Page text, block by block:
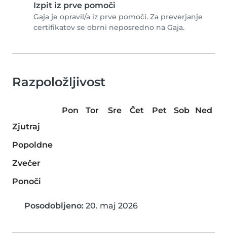
Izpit iz prve pomoči
Gaja je opravil/a iz prve pomoči. Za preverjanje
certifikatov se obrni neposredno na Gaja.
Razpoložljivost
Pon Tor Sre Čet Pet Sob
Ned
Zjutraj
Popoldne
Zvečer
Ponoči
Posodobljeno: 20. maj 2026